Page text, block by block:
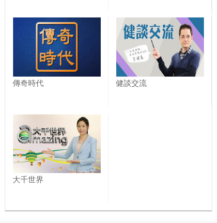
傳奇時代 健談交流
大千世界